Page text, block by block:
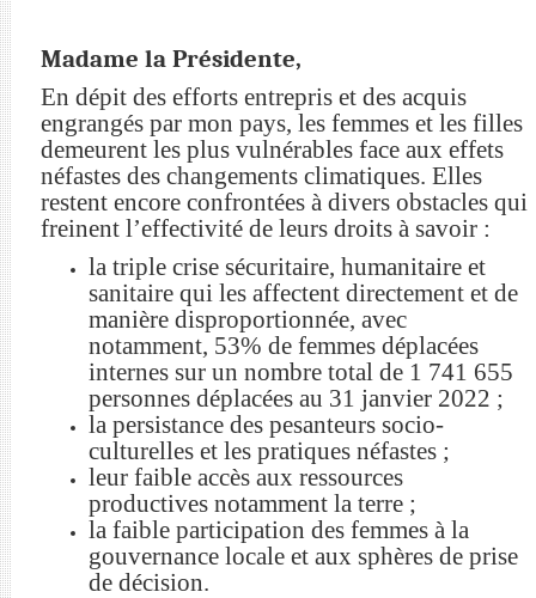
Madame la Présidente,
En dépit des efforts entrepris et desacquis
engrangés par mon pays, les femmes et les filles
demeurent les plus vulnérables face aux effets
néfastes des changements climatiques. Elles
restent encore confrontées à divers obstacles qui
freinent l’effectivité de leurs droits à savoir :
la triple crise sécuritaire, humanitaire et
sanitaire qui les affectent directement et de
manière disproportionnée, avec
notamment, 53% de femmes déplacées
internes sur un nombre total de 1 741 655
personnes déplacées au 31 janvier 2022 ;
la persistance des pesanteurs socio-
culturelles et les pratiques néfastes ;
leur faible accès aux ressources
productives notamment la terre ;
la faible participation des femmes à la
gouvernance locale et aux sphères de prise
de décision.